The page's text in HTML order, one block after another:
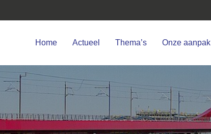
Home Actueel Thema’s Onze aanpak